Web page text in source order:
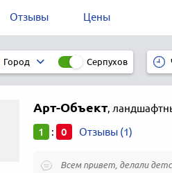
Отзывы Цены
Город Серпухов
Арт-Объект,
1 : 0 Отзывы (1)
Всем привет, делали